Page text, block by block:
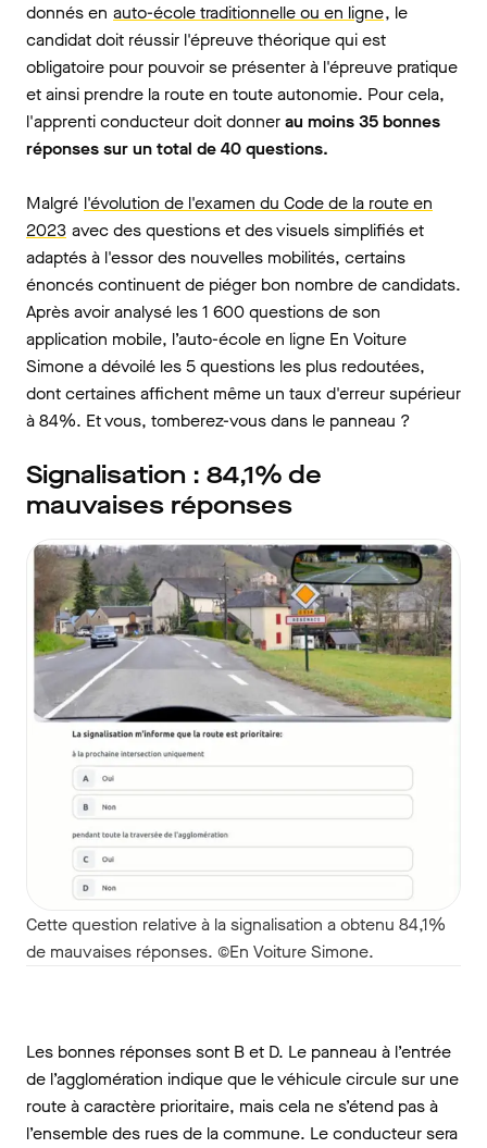
donnés en auto-école traditionnelle ou en ligne, le
candidat doit réussir l'épreuve théorique qui est
obligatoire pour pouvoir se présenter à l'épreuve pratique
et ainsi prendre la route en toute autonomie. Pour cela,
l'apprenti conducteur doit donnerau moins 35 bonnes
réponses sur un total de 40 questions.
Malgré l'évolution de l'examen du Code de la route en
2023 avec des questions et des visuels simplifiés et
adaptés à l'essor des nouvelles mobilités, certains
énoncés continuent de piéger bon nombre de candidats.
Après avoir analysé les 1 600 questions de son
application mobile, l’auto-école en ligne En Voiture
Simone a dévoilé les 5 questions les plus redoutées,
dont certaines affichent même un taux d'erreur supérieur
à 84%. Et vous, tomberez-vous dans le panneau ?
Signalisation : 84,1% de
mauvaises réponses
Cette question relative à la signalisation a obtenu 84,1%
de mauvaises réponses. ©En Voiture Simone.
Les bonnes réponses sont B et D. Le panneau à l’entrée
de l’agglomération indique que le véhicule circule sur une
route à caractère prioritaire, mais cela ne s’étend pas à
l’ensemble des rues de la commune. Le conducteur sera